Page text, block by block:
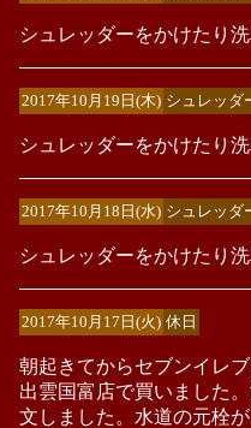
シュレッダーをかけたり洗
2017年10月19日(木) シュレッダ
シュレッダーをかけたり洗
2017年10月18日(水) シュレッダ
シュレッダーをかけたり洗
2017年10月17日(火) 休日
朝起きてからセブンイレ
出雲国富店で買いました
文しました。水道の元栓